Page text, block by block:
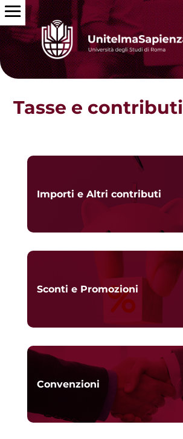
Tasse e contributi
Importi e Altri contributi
Sconti e Promozioni
Convenzioni